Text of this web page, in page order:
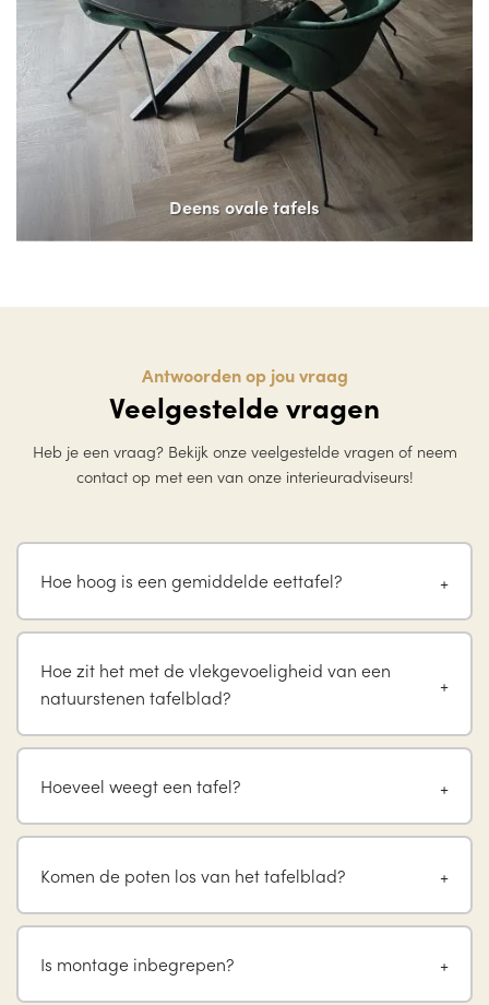
Deens ovale tafels
Antwoorden op jou vraag
Veelgestelde vragen
Heb je een vraag? Bekijk onze veelgestelde vragen of neem
contact op met een van onze interieuradviseurs!
Hoe hoog is een gemiddelde eettafel?
Hoe zit het met de vlekgevoeligheid van een
natuurstenen tafelblad?
Hoeveel weegt een tafel?
Komen de poten los van het tafelblad?
Is montage inbegrepen?